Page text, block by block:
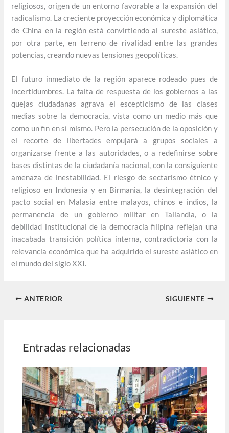
religiosos, origen de un entorno favorable a la expansión del
radicalismo. La creciente proyección económica y diplomática
de China en la región está convirtiendo al sureste asiático,
por otra parte, en terreno de rivalidad entre las grandes
potencias, creando nuevas tensiones geopolíticas.
El futuro inmediato de la región aparece rodeado pues de
incertidumbres. La falta de respuesta de los gobiernos a las
quejas ciudadanas agrava el escepticismo de las clases
medias sobre la democracia, vista como un medio más que
como un fin en sí mismo. Pero la persecución de la oposición y
el recorte de libertades empujará a grupos sociales a
organizarse frente a las autoridades, o a redefinirse sobre
bases distintas de la ciudadanía nacional, con la consiguiente
amenaza de inestabilidad. El riesgo de sectarismo étnico y
religioso en Indonesia y en Birmania, la desintegración del
pacto social en Malasia entre malayos, chinos e indios, la
permanencia de un gobierno militar en Tailandia, o la
debilidad institucional de la democracia filipina reflejan una
inacabada transición política interna, contradictoria con la
relevancia económica que ha adquirido el sureste asiático en
el mundo del siglo XXI.
ANTERIOR SIGUIENTE
Entradas relacionadas